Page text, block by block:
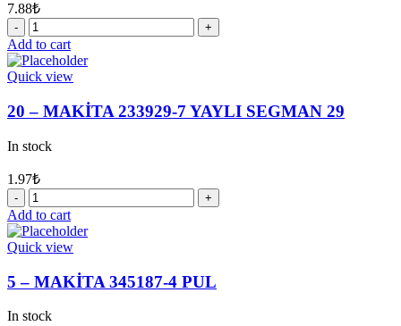
7.88₺
15
-
MAKİTA
419192-
KİTLEME
BUTON
quantity
Add to cart
Quick view
20 – MAKİTA 233929-7 YAYLI SEGMAN 29
In stock
1.97₺
20
-
MAKİTA
233929-
YAYLI
SEGMAN
Add to cart
Quick view
5 – MAKİTA 345187-4 PUL
In stock